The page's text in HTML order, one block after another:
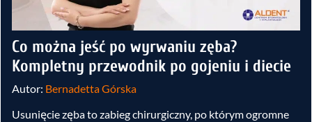
Co można jeść po wyrwaniu zęba?
Kompletny przewodnik po gojeniu i diecie
Autor: Bernadetta Górska
Usunięcie zęba to zabieg chirurgiczny, po którym ogromne